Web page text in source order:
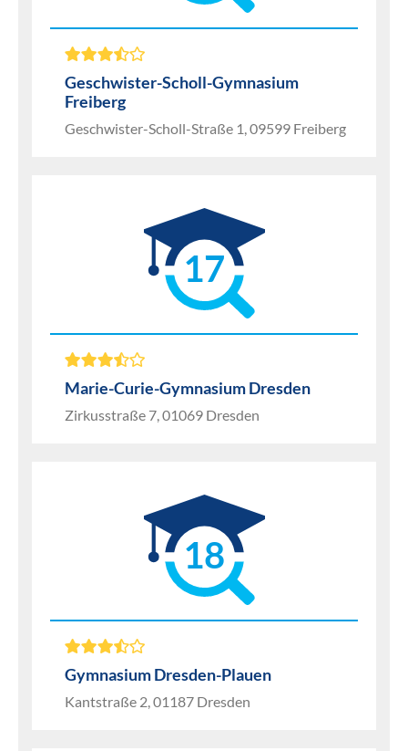
Geschwister-Scholl-Gymnasium
Freiberg
Geschwister-Scholl-Straße 1, 09599 Freiberg
17
Marie-Curie-Gymnasium Dresden
Zirkusstraße 7, 01069 Dresden
18
Gymnasium Dresden-Plauen
Kantstraße 2, 01187 Dresden